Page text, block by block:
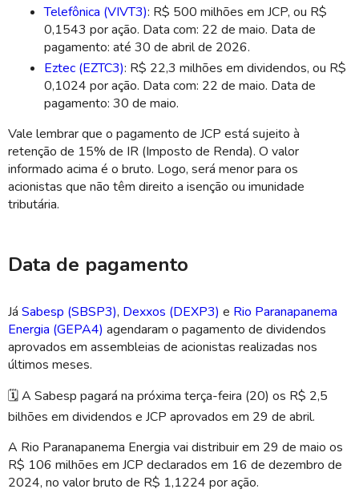
Telefônica (VIVT3): R$ 500 milhões em JCP, ou R$
0,1543 por ação. Data com: 22 de maio. Data de
pagamento: até 30 de abril de 2026.
Eztec (EZTC3): R$ 22,3 milhões em dividendos, ou R$
0,1024 por ação. Data com: 22 de maio. Data de
pagamento: 30 de maio.
Vale lembrar que o pagamento de JCP está sujeito à
retenção de 15% de IR (Imposto de Renda). O valor
informado acima é o bruto. Logo, será menor para os
acionistas que não têm direito a isenção ou imunidade
tributária.
Data de pagamento
Já Sabesp (SBSP3), Dexxos (DEXP3) e Rio Paranapanema
Energia (GEPA4) agendaram o pagamento de dividendos
aprovados em assembleias de acionistas realizadas nos
últimos meses.
🗓️A Sabesp pagará na próxima terça-feira (20) os R$ 2,5
bilhões em dividendos e JCP aprovados em 29 de abril.
A Rio Paranapanema Energia vai distribuir em 29 de maio os
R$ 106 milhões em JCP declarados em 16 de dezembro de
2024, no valor bruto de R$ 1,1224 por ação.